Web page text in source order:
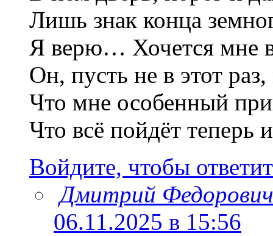
Лишь знак конца
Я верю… Хочется мне
Он, пусть не в этот
Что мне особенный
Что всё пойдёт теперь
Войдите, чтобы
Дмитрий Федорович
06.11.2025 в 15:56